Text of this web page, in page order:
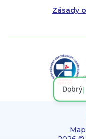
Zásady